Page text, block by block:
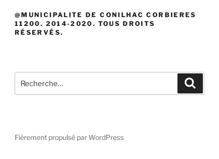
@MUNICIPALITE DE CONILHAC CORBIERES
11200. 2014-2020. TOUS DROITS
RÉSERVÉS.
pour
Fièrement propulsé par WordPress